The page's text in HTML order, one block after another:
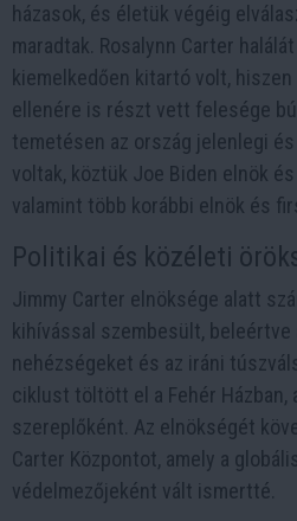
házasok, és életük végéig
maradtak. Rosalynn Carter
kiemelkedően kitartó volt,
ellenére is részt vett felesége
temetésen az ország jelenlegi
voltak, köztük Joe Biden elnök
valamint több korábbi elnök és
Politikai és közéleti
Jimmy Carter elnöksége alatt
kihívással szembesült, beleértve
nehézségeket és az iráni
ciklust töltött el a Fehér Házban,
szereplőként. Az elnökségét
Carter Központot, amely a
védelmezőjeként vált ismertté.